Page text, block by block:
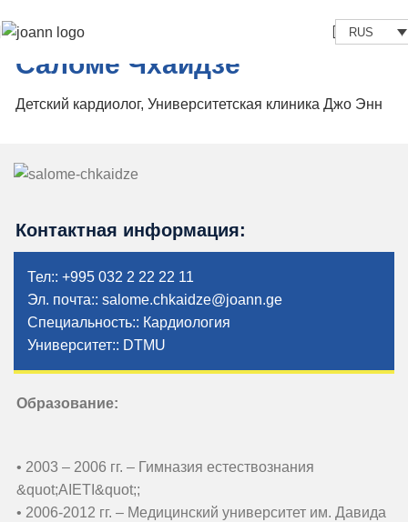
RUS
Саломе Чхаидзе
Детский кардиолог, Университетская клиника Джо Энн
Контактная информация:
Тел:: +995 032 2 22 22 11
Эл. почта:: salome.chkaidze@joann.ge
Специальность:: Кардиология
Университет:: DTMU
Образование:
• 2003 – 2006 гг. – Гимназия естествознания
&quot;AIETI&quot;;
• 2006-2012 гг. – Медицинский университет им. Давида